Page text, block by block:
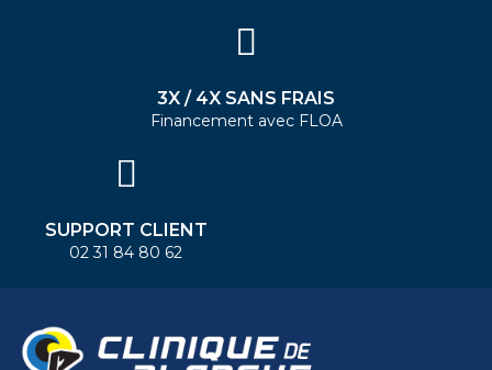
3X / 4X SANS FRAIS
Financement avec FLOA
SUPPORT CLIENT
02 31 84 80 62